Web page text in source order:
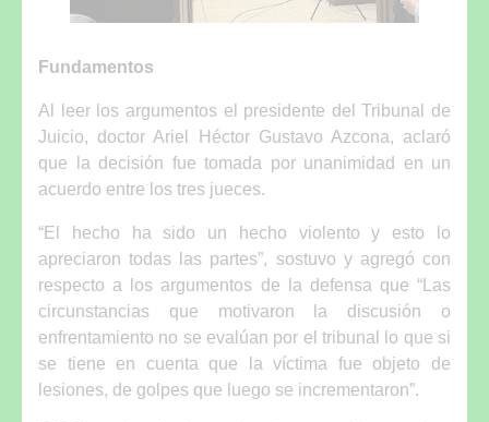
Fundamentos
Al leer los argumentos el presidente del Tribunal de
Juicio, doctor Ariel Héctor Gustavo Azcona, aclaró
que la decisión fue tomada por unanimidad en un
acuerdo entre los tres jueces.
“El hecho ha sido un hecho violento y esto lo
apreciaron todas las partes”, sostuvo y agregó con
respecto a los argumentos de la defensa que “Las
circunstancias que motivaron la discusión o
enfrentamiento no se evalúan por el tribunal lo que si
se tiene en cuenta que la víctima fue objeto de
lesiones, de golpes que luego se incrementaron”.